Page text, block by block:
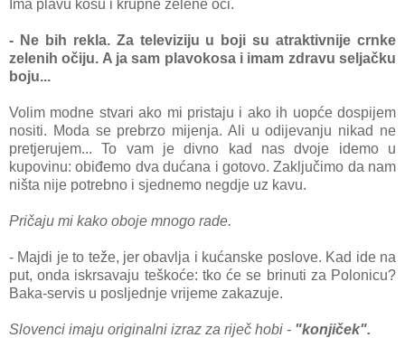
Ima plavu kosu i krupne zelene oči.
- Ne bih rekla. Za televiziju u boji su atraktivnije crnke
zelenih očiju. A ja sam plavokosa i imam zdravu seljačku
boju...
Volim modne stvari ako mi pristaju i ako ih uopće dospijem
nositi. Moda se prebrzo mijenja. Ali u odijevanju nikad ne
pretjerujem... To vam je divno kad nas dvoje idemo u
kupovinu: obiđemo dva dućana i gotovo. Zaključimo da nam
ništa nije potrebno i sjednemo negdje uz kavu.
Pričaju mi kako oboje mnogo rade.
- Majdi je to teže, jer obavlja i kućanske poslove. Kad ide na
put, onda iskrsavaju teškoće: tko će se brinuti za Polonicu?
Baka-servis u posljednje vrijeme zakazuje.
Slovenci imaju originalni izraz za riječ hobi - "konjiček".